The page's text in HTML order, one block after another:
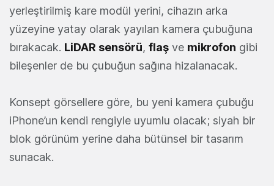
yerleştirilmiş kare modül yerini, cihazın arka
yüzeyine yatay olarak yayılan kamera çubuğuna
bırakacak. LiDAR sensörü, flaş ve mikrofon gibi
bileşenler de bu çubuğun sağına hizalanacak.
Konsept görsellere göre, bu yeni kamera çubuğu
iPhone’un kendi rengiyle uyumlu olacak; siyah bir
blok görünüm yerine daha bütünsel bir tasarım
sunacak.